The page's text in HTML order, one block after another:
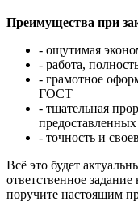
Преимущества при
- ощутимая
- работа,
- грамотное
ГОСТ
- тщательная
- точность и
Всё это будет
ответственное
поручите настоящим